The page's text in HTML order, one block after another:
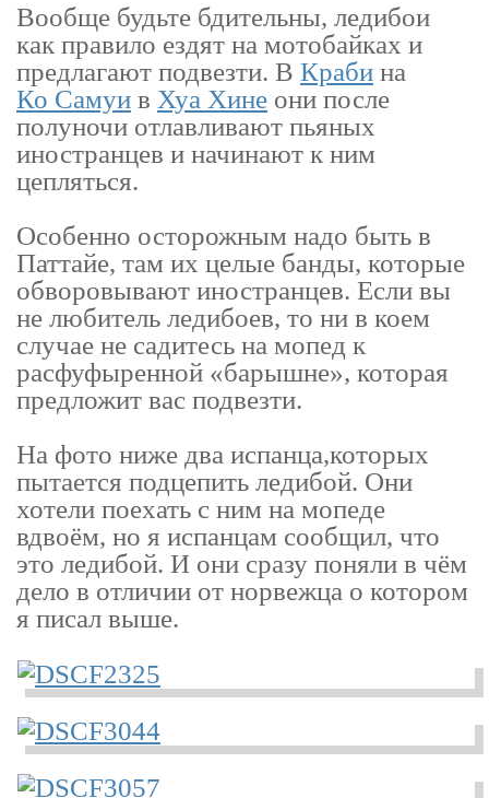
Вообще будьте бдительны, ледибои
как правило ездят на мотобайках и
предлагают подвезти. В Краби на
Ко Самуи в Хуа Хине они после
полуночи отлавливают пьяных
иностранцев и начинают к ним
цепляться.
Особенно осторожным надо быть в
Паттайе, там их целые банды, которые
обворовывают иностранцев. Если вы
не любитель ледибоев, то ни в коем
случае не садитесь на мопед к
расфуфыренной «барышне», которая
предложит вас подвезти.
На фото ниже два испанца,которых
пытается подцепить ледибой. Они
хотели поехать с ним на мопеде
вдвоём, но я испанцам сообщил, что
это ледибой. И они сразу поняли в чём
дело в отличии от норвежца о котором
я писал выше.